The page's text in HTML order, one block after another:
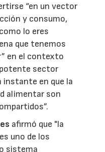
“en un vector
y consumo,
lo eres
que tenemos
en el contexto
potente sector
instante en que la
alimentar son
afirmó que "la
uno de los
sistema